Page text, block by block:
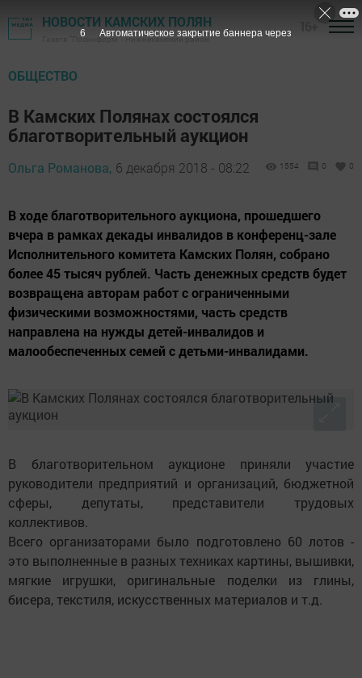
НОВОСТИ КАМСКИХ ПОЛЯН
Газета "Посинформ" - Нижнекамский район
ОБЩЕСТВО
В Камских Полянах состоялся
благотворительный аукцион
Ольга Романова, 6 декабря 2018 - 08:22 1554 0 0
В ходе благотворительного аукциона, прошедшего
вчера в рамках декады инвалидов в конференц-зале
Исполнительного комитета Камских Полян, собрано
более 45 тысяч рублей. Часть денежных средств будет
возвращена авторам работ с ограниченными
физическими возможностями, часть средств
направлена на нужды детей-инвалидов и
малообеспеченных семей с детьми-инвалидами.
В благотворительном аукционе приняли участие
руководители предприятий и организаций, бюджетной
сферы, депутаты, представители трудовых
коллективов.
Всего организаторами было подготовлено 60 лотов -
это выполненные в разных техниках картины, вышивки,
мягкие игрушки, оригинальные поделки из глины,
бисера, текстиля, искусственных материалов и т.д.
5 Автоматическое закрытие баннера через